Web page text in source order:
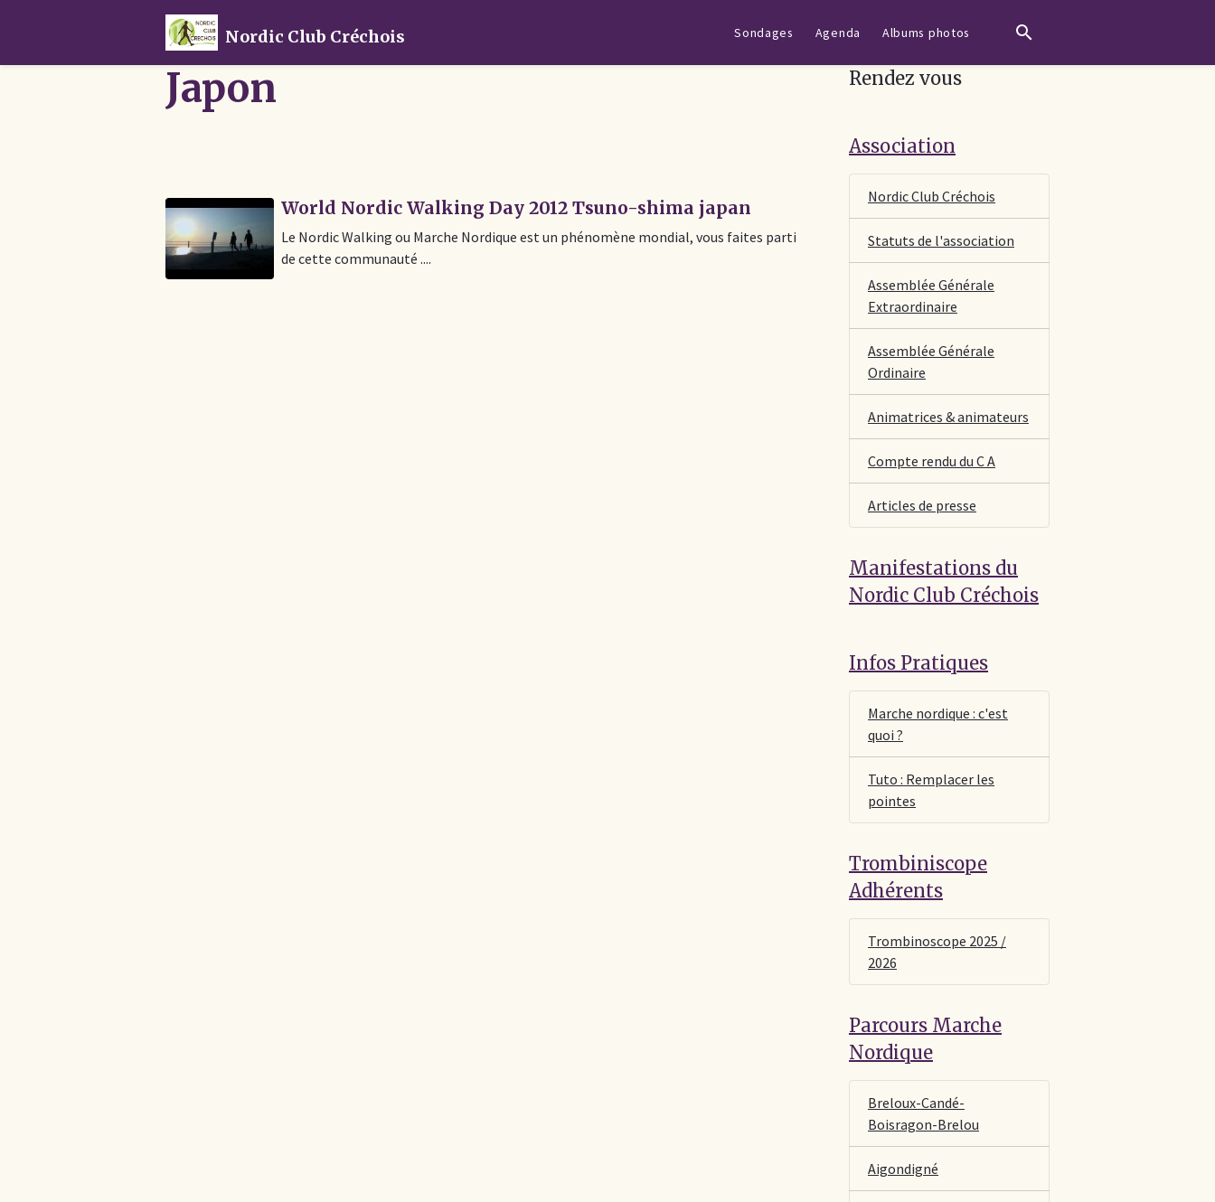
Nordic Club Créchois Sondages Agenda Albums photos
Japon
World Nordic Walking Day 2012 Tsuno-shima japan
Le Nordic Walking ou Marche Nordique est un phénomène mondial, vous faites parti
de cette communauté ....
Rendez vous
Association
Nordic Club Créchois
Statuts de l'association
Assemblée Générale
Extraordinaire
Assemblée Générale
Ordinaire
Animatrices & animateurs
Compte rendu du C A
Articles de presse
Manifestations du
Nordic Club Créchois
Infos Pratiques
Marche nordique : c'est
quoi ?
Tuto : Remplacer les
pointes
Trombiniscope
Adhérents
Trombinoscope 2025 /
2026
Parcours Marche
Nordique
Breloux-Candé-
Boisragon-Brelou
Aigondigné